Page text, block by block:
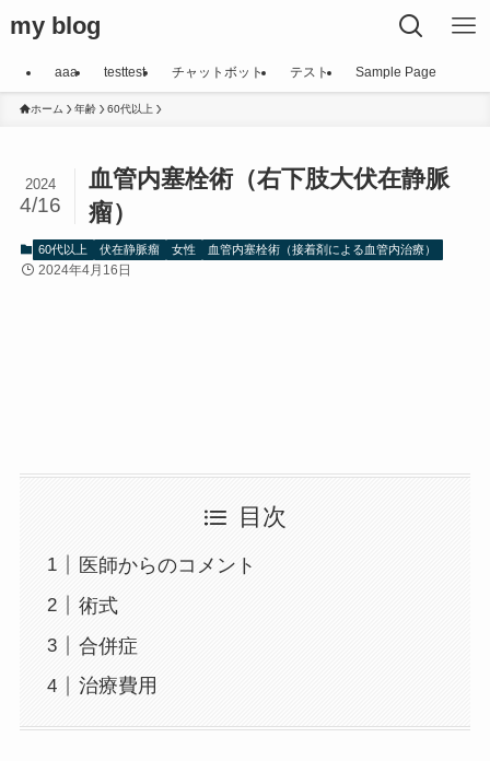
my blog
aaa testtest チャットボット テスト Sample Page
ホーム 年齢 60代以上
血管内塞栓術（右下肢大伏在静脈
瘤）
2024
4/16
60代以上 伏在静脈瘤 女性 血管内塞栓術（接着剤による血管内治療）
2024年4月16日
目次
医師からのコメント
術式
合併症
治療費用